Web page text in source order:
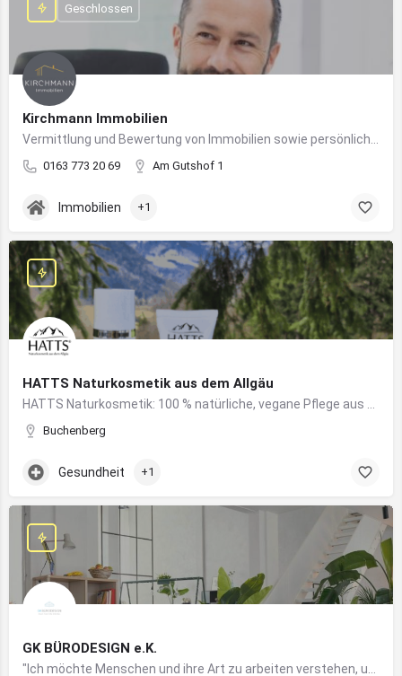
Kirchmann Immobilien
0163 773 20 69 Am Gutshof 1
Geschlossen
Immobilien +1
HATTS Naturkosmetik aus dem Allgäu
Buchenberg
Gesundheit +1
GK BÜRODESIGN e.K.